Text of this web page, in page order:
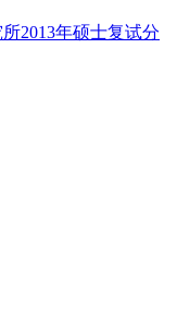
2013年硕士复试分